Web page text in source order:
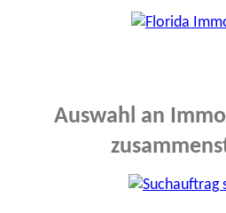
Auswahl an